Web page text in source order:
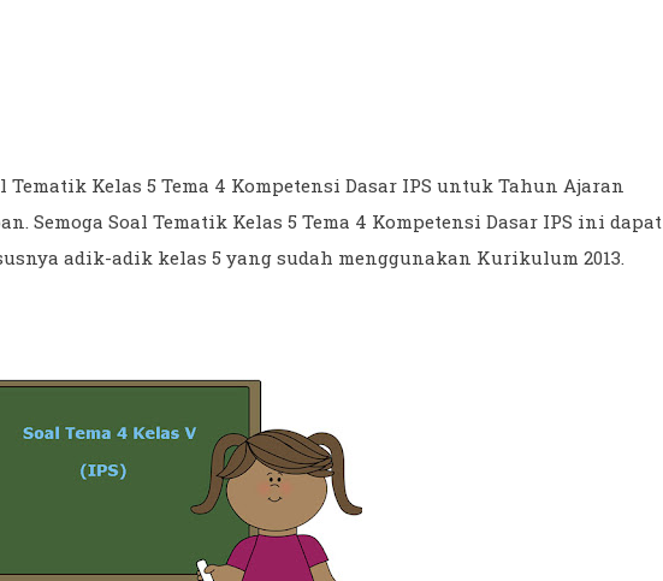
Kelas 5 Tema 4 Kompetensi Dasar IPS untuk Tahun Ajaran
Semoga Soal Tematik Kelas 5 Tema 4 Kompetensi Dasar IPS ini dapat
adik-adik kelas 5 yang sudah menggunakan Kurikulum 2013.